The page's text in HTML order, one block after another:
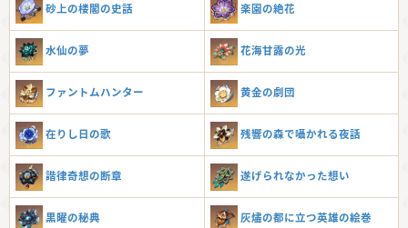
砂上の楼閣の史話 楽園の絶花
水仙の夢 花海甘露の光
ファントムハンター 黄金の劇団
在りし日の歌 残響の森で囁かれる夜話
諧律奇想の断章 遂げられなかった想い
黒曜の秘典 灰燼の都に立つ英雄の絵巻